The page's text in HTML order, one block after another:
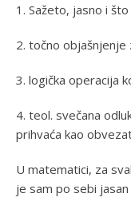
1. Sažeto, jasno i
2. točno
3. logička operacija
4. teol. svečana
prihvaća kao
U matematici, za
je sam po sebi